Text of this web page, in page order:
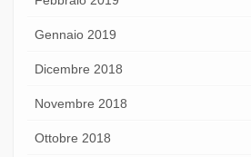
Gennaio 2019
Dicembre 2018
Novembre 2018
Ottobre 2018